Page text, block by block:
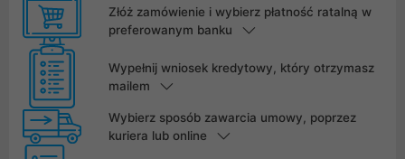
Złóż zamówienie i wybierz płatność ratalną w
preferowanym banku
Wypełnij wniosek kredytowy, który otrzymasz
mailem
Wybierz sposób zawarcia umowy, poprzez
kuriera lub online